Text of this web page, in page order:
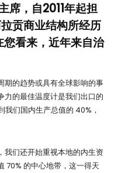
席，自2011年起担
贡商业结构所经历
看来，近年来自治
期的趋势或具有全球影响的事
力的最佳温度计是我们出口的
们国内生产总值的 40%，
我们还开始重视本地的内生资
70% 的中心地带，这一得天